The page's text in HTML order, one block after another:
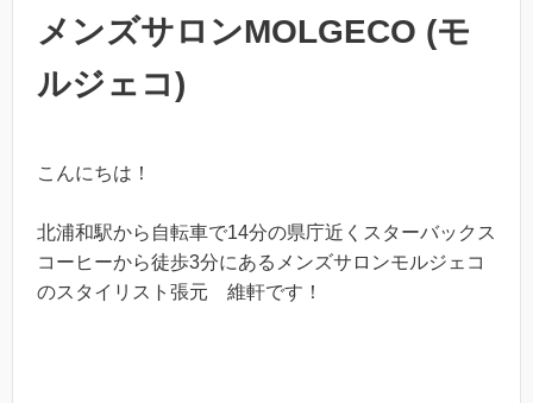
メンズサロンMOLGECO (モ
ルジェコ)
こんにちは！
北浦和駅から自転車で14分の県庁近くスターバックス
コーヒーから徒歩3分にあるメンズサロンモルジェコ
のスタイリスト張元 維軒です！